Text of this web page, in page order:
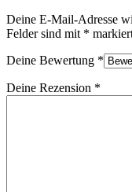
Deine E-Mail-Adresse
Felder sind mit *
Deine Bewertung *
Deine Rezension *